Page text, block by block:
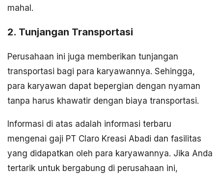
mahal.
2. Tunjangan Transportasi
Perusahaan ini juga memberikan tunjangan
transportasi bagi para karyawannya. Sehingga,
para karyawan dapat bepergian dengan nyaman
tanpa harus khawatir dengan biaya transportasi.
Informasi di atas adalah informasi terbaru
mengenai gaji PT Claro Kreasi Abadi dan fasilitas
yang didapatkan oleh para karyawannya. Jika Anda
tertarik untuk bergabung di perusahaan ini,